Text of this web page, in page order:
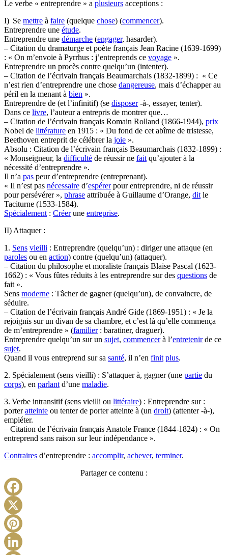
Le verbe « entreprendre » a plusieurs acceptions :
I) Se mettre à faire (quelque chose) (commencer).
Entreprendre une étude.
Entreprendre une démarche (engager, hasarder).
– Citation du dramaturge et poète français Jean Racine (1639-1699)
: « On m’envoie à Pyrrhus : j’entreprends ce voyage ».
Entreprendre un procès contre quelqu’un (intenter).
– Citation de l’écrivain français Beaumarchais (1832-1899) : « Ce
n’est rien d’entreprendre une chose dangereuse, mais d’échapper au
péril en la menant à bien ».
Entreprendre de (et l’infinitif) (se disposer-à-, essayer, tenter).
Dans ce livre, l’auteur a entrepris de montrer que…
– Citation de l’écrivain français Romain Rolland (1866-1944), prix
Nobel de littérature en 1915 : « Du fond de cet abîme de tristesse,
Beethoven entreprit de célébrer la joie ».
Absolu : Citation de l’écrivain français Beaumarchais (1832-1899) :
« Monseigneur, la difficulté de réussir ne fait qu’ajouter à la
nécessité d’entreprendre ».
Il n’a pas peur d’entreprendre (entreprenant).
« Il n’est pas nécessaire d’espérerpour entreprendre, ni de réussir
pour persévérer », phrase attribuée à Guillaume d’Orange, dit le
Taciturne (1533-1584).
Spécialement : Créerune entreprise.
II) Attaquer :
1. Sens vieilli : Entreprendre (quelqu’un) : diriger une attaque (en
paroles ou en action) contre (quelqu’un) (attaquer).
– Citation du philosophe et moraliste français Blaise Pascal (1623-
1662) : « Vous fûtes réduits à les entreprendre sur des questions de
fait ».
Sens moderne : Tâcher de gagner (quelqu’un), de convaincre, de
séduire.
– Citation de l’écrivain français André Gide (1869-1951) : « Je la
rejoignis sur un divan de sa chambre, et c’est là qu’elle commença
de m’entreprendre » (familier: baratiner, draguer).
Entreprendre quelqu’un sur un sujet, commencerà l’entretenirde ce
sujet.
Quand il vous entreprend sur sa santé, il n’en finit plus.
2. Spécialement (sens vieilli) : S’attaquer à, gagner (une partie du
corps), en parlant d’une maladie.
3. Verbe intransitif (sens vieilli ou littéraire) : Entreprendre sur :
porteratteinte ou tenter de porter atteinte à (un droit) (attenter -à-),
empiéter.
– Citation de l’écrivain français Anatole France (1844-1824) : « On
entreprend sans raison sur leur indépendance ».
Contraires d’entreprendre : accomplir, achever, terminer.
Partager ce contenu :